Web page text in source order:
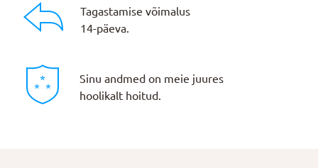
Tagastamise võimalus
14-päeva.
Sinu andmed on meie juures
hoolikalt hoitud.